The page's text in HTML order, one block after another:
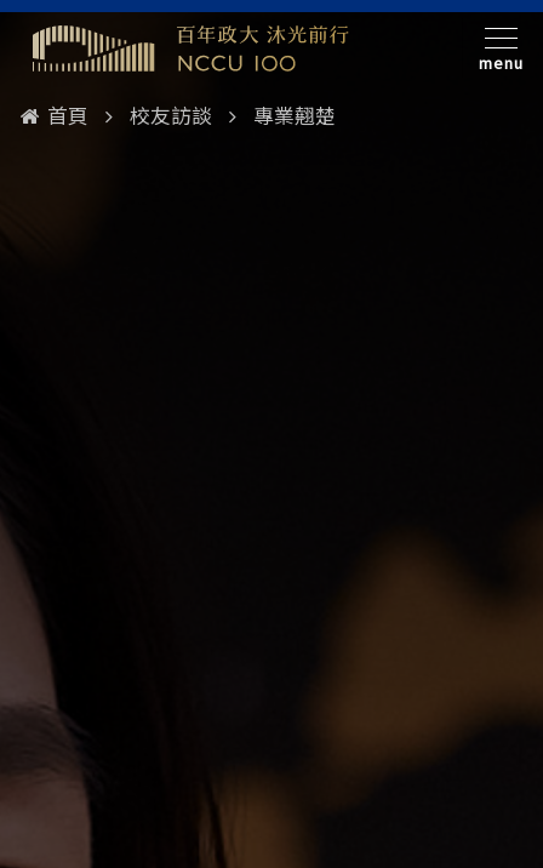
menu
首頁 校友訪談 專業翹楚